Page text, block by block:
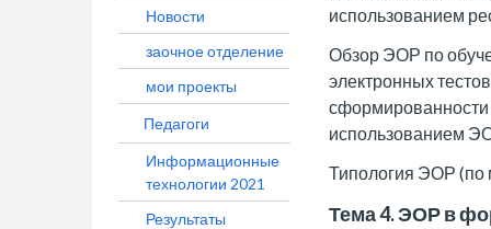
Новости
заочное отделение
мои проекты
Педагоги
Информационные
технологии 2021
Результаты
использованием
Обзор ЭОР по
электронных
сформированности
использованием
Типология ЭОР (по
Тема 4. ЭОР в